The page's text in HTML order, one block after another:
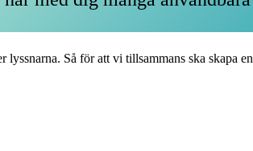
Så för att vi tillsammans ska skapa